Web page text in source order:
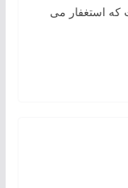
استغفار می